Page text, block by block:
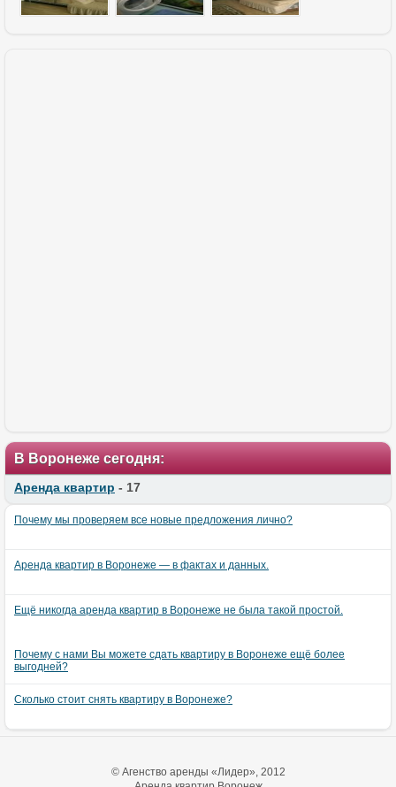
В Воронеже сегодня:
Аренда квартир - 17
Почему мы проверяем все новые предложения лично?
Аренда квартир в Воронеже — в фактах и данных.
Ещё никогда аренда квартир в Воронеже не была такой простой.
Почему с нами Вы можете сдать квартиру в Воронеже ещё более
выгодней?
Сколько стоит снять квартиру в Воронеже?
© Агенство аренды «Лидер», 2012